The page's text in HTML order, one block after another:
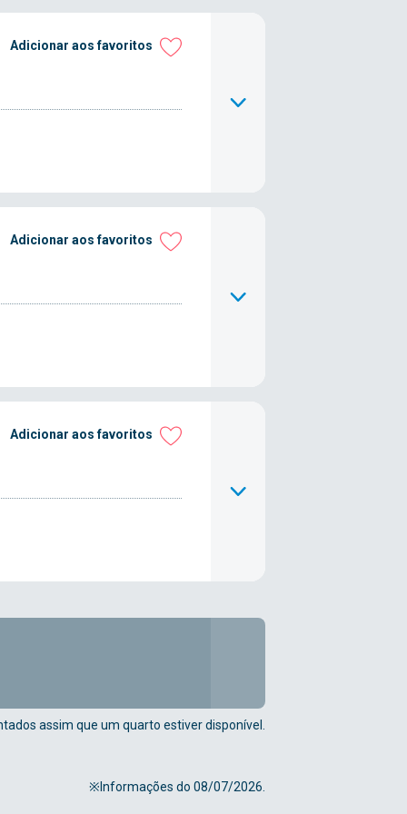
Adicionar aos favoritos
Adicionar aos favoritos
Adicionar aos favoritos
assim que um quarto estiver disponível.
※Informações do 08/07/2026.